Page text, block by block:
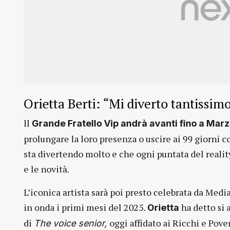
Orietta Berti: “Mi diverto
ll Grande Fratello Vip andrà avanti fino a
prolungare la loro presenza o uscire ai 99 giorni
sta divertendo molto e che ogni puntata del
e le novità.
L’iconica artista sarà poi presto celebrata da
in onda i primi mesi del 2025. Orietta ha detto si
di The voice senior, oggi affidato ai Ricchi e